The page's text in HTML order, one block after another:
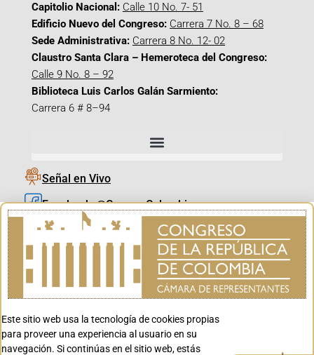
Capitolio Nacional: Calle 10 No. 7- 51
Edificio Nuevo del Congreso: Carrera 7 No. 8 – 68
Sede Administrativa: Carrera 8 No. 12- 02
Claustro Santa Clara – Hemeroteca del Congreso:
Calle 9 No. 8 – 92
Biblioteca Luis Carlos Galán Sarmiento:
Carrera 6 # 8–94
Señal en Vivo
Facebook_@CamaraColombia
Instagram_@CamaraColombia
X_@CamaraColombia
Youtube_@CamaraColombia
Youtube_@CanalCongreso
Este sitio web usa la tecnología de cookies propias
para proveer una experiencia al usuario en su
navegación. Si continúas en el sitio web, estás